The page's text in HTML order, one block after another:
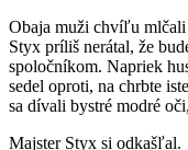
Obaja muži chvíľu
Styx príliš nerátal, že
spoločníkom. Napriek
sedel oproti, na chrbte
sa dívali bystré modré
Majster Styx si odkašľal.